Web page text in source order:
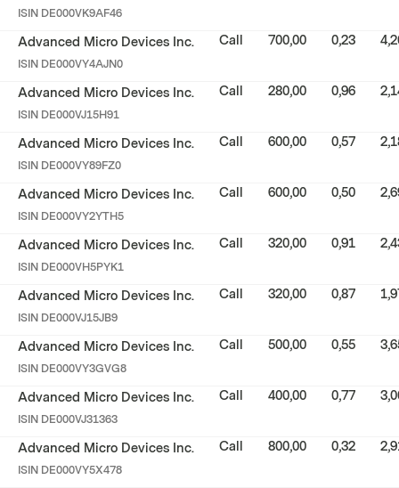
ISIN DE000VK9AF46
Advanced Micro Devices Inc.
ISIN DE000VY4AJN0
Call 700,00 0,23
Advanced Micro Devices Inc.
ISIN DE000VJ15H91
Call 280,00 0,96
Advanced Micro Devices Inc.
ISIN DE000VY89FZ0
Call 600,00 0,57
Advanced Micro Devices Inc.
ISIN DE000VY2YTH5
Call 600,00 0,50
Advanced Micro Devices Inc.
ISIN DE000VH5PYK1
Call 320,00 0,91
Advanced Micro Devices Inc.
ISIN DE000VJ15JB9
Call 320,00 0,87
Advanced Micro Devices Inc.
ISIN DE000VY3GVG8
Call 500,00 0,55
Advanced Micro Devices Inc.
ISIN DE000VJ31363
Call 400,00 0,77
Advanced Micro Devices Inc.
ISIN DE000VY5X478
Call 800,00 0,32